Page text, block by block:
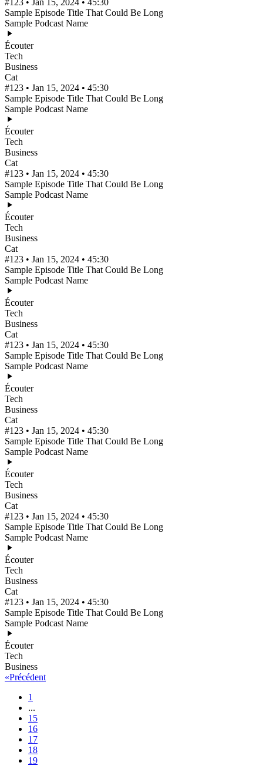
Sample Episode Title That Could Be Long
Sample Podcast Name
Écouter
Tech
Business
Cat
#123 • Jan 15, 2024 • 45:30
Sample Episode Title That Could Be Long
Sample Podcast Name
Écouter
Tech
Business
Cat
#123 • Jan 15, 2024 • 45:30
Sample Episode Title That Could Be Long
Sample Podcast Name
Écouter
Tech
Business
Cat
#123 • Jan 15, 2024 • 45:30
Sample Episode Title That Could Be Long
Sample Podcast Name
Écouter
Tech
Business
Cat
#123 • Jan 15, 2024 • 45:30
Sample Episode Title That Could Be Long
Sample Podcast Name
Écouter
Tech
Business
Cat
#123 • Jan 15, 2024 • 45:30
Sample Episode Title That Could Be Long
Sample Podcast Name
Écouter
Tech
Business
Cat
#123 • Jan 15, 2024 • 45:30
Sample Episode Title That Could Be Long
Sample Podcast Name
Écouter
Tech
Business
Cat
#123 • Jan 15, 2024 • 45:30
Sample Episode Title That Could Be Long
Sample Podcast Name
Écouter
Tech
Business
«Précédent
1
...
15
16
17
18
19